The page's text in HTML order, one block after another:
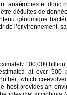
anaérobies et donc
déduites de
génomique
de l’environnement,
100,000
at over 500
which co-
host provides an